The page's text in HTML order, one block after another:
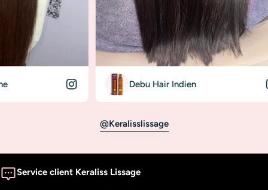
Debu Hair Indien
@keralisslissage
Service client Keraliss Lissage